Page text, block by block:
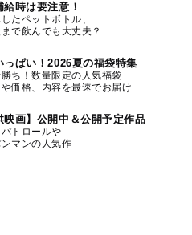
給時は要注意！
たペットボトル、
で飲んでも大丈夫？
っぱい！2026夏の福袋特集
ち！数量限定の人気福袋
価格、内容を最速でお届け
映画】公開中＆公開予定作品
トロールや
ンマンの人気作